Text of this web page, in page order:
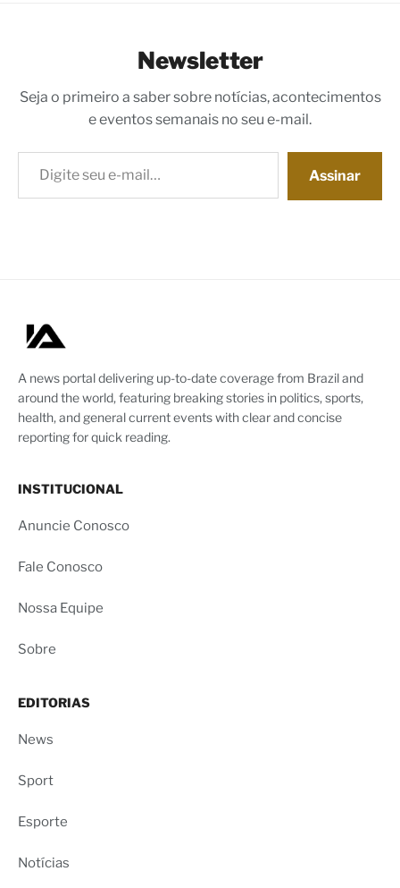
Newsletter
Seja o primeiro a saber sobre notícias, acontecimentos
e eventos semanais no seu e-mail.
Digite seu e-mail…
Assinar
A news portal delivering up-to-date coverage from Brazil and
around the world, featuring breaking stories in politics, sports,
health, and general current events with clear and concise
reporting for quick reading.
INSTITUCIONAL
Anuncie Conosco
Fale Conosco
Nossa Equipe
Sobre
EDITORIAS
News
Sport
Esporte
Notícias